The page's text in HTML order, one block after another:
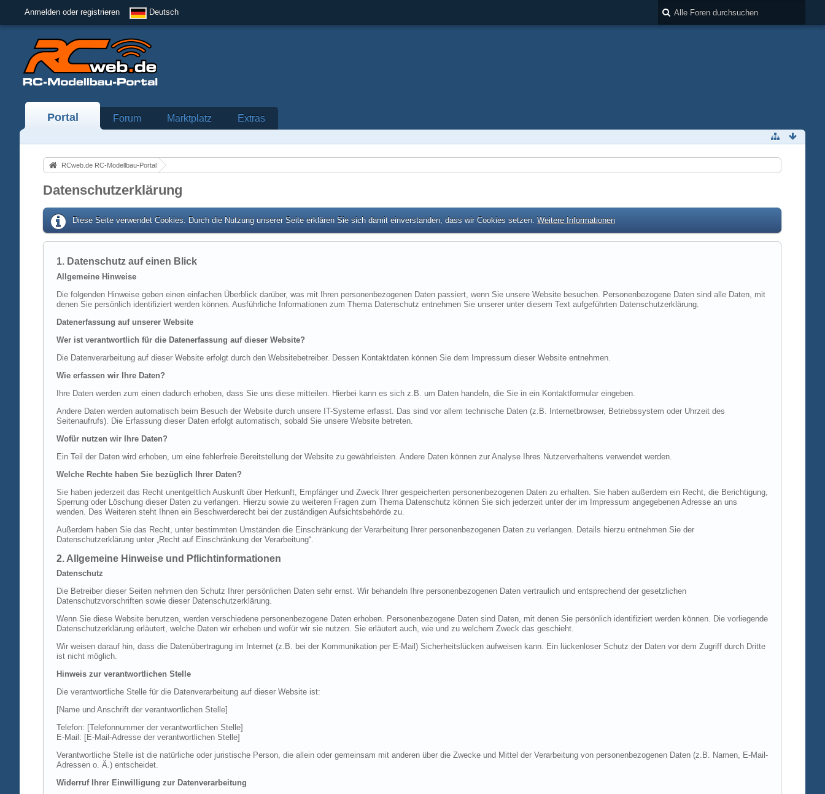
Anmelden oder registrieren Deutsch
Portal Forum Marktplatz Extras
RCweb.de RC-Modellbau-Portal
Datenschutzerklärung
Diese Seite verwendet Cookies. Durch die Nutzung unserer Seite erklären Sie sich damit einverstanden, dass wir Cookies setzen. Weitere Informationen
1. Datenschutz auf einen Blick
Allgemeine Hinweise
Die folgenden Hinweise geben einen einfachen Überblick darüber, was mit Ihren personenbezogenen Daten passiert, wenn Sie unsere Website besuchen. Personenbezogene Daten sind alle Daten, mit
denen Sie persönlich identifiziert werden können. Ausführliche Informationen zum Thema Datenschutz entnehmen Sie unserer unter diesem Text aufgeführten Datenschutzerklärung.
Datenerfassung auf unserer Website
Wer ist verantwortlich für die Datenerfassung auf dieser Website?
Die Datenverarbeitung auf dieser Website erfolgt durch den Websitebetreiber. Dessen Kontaktdaten können Sie dem Impressum dieser Website entnehmen.
Wie erfassen wir Ihre Daten?
Ihre Daten werden zum einen dadurch erhoben, dass Sie uns diese mitteilen. Hierbei kann es sich z.B. um Daten handeln, die Sie in ein Kontaktformular eingeben.
Andere Daten werden automatisch beim Besuch der Website durch unsere IT-Systeme erfasst. Das sind vor allem technische Daten (z.B. Internetbrowser, Betriebssystem oder Uhrzeit des
Seitenaufrufs). Die Erfassung dieser Daten erfolgt automatisch, sobald Sie unsere Website betreten.
Wofür nutzen wir Ihre Daten?
Ein Teil der Daten wird erhoben, um eine fehlerfreie Bereitstellung der Website zu gewährleisten. Andere Daten können zur Analyse Ihres Nutzerverhaltens verwendet werden.
Welche Rechte haben Sie bezüglich Ihrer Daten?
Sie haben jederzeit das Recht unentgeltlich Auskunft über Herkunft, Empfänger und Zweck Ihrer gespeicherten personenbezogenen Daten zu erhalten. Sie haben außerdem ein Recht, die Berichtigung,
Sperrung oder Löschung dieser Daten zu verlangen. Hierzu sowie zu weiteren Fragen zum Thema Datenschutz können Sie sich jederzeit unter der im Impressum angegebenen Adresse an uns
wenden. Des Weiteren steht Ihnen ein Beschwerderecht bei der zuständigen Aufsichtsbehörde zu.
Außerdem haben Sie das Recht, unter bestimmten Umständen die Einschränkung der Verarbeitung Ihrer personenbezogenen Daten zu verlangen. Details hierzu entnehmen Sie der
Datenschutzerklärung unter „Recht auf Einschränkung der Verarbeitung“.
2. Allgemeine Hinweise und Pflichtinformationen
Datenschutz
Die Betreiber dieser Seiten nehmen den Schutz Ihrer persönlichen Daten sehr ernst. Wir behandeln Ihre personenbezogenen Daten vertraulich und entsprechend der gesetzlichen
Datenschutzvorschriften sowie dieser Datenschutzerklärung.
Wenn Sie diese Website benutzen, werden verschiedene personenbezogene Daten erhoben. Personenbezogene Daten sind Daten, mit denen Sie persönlich identifiziert werden können. Die vorliegende
Datenschutzerklärung erläutert, welche Daten wir erheben und wofür wir sie nutzen. Sie erläutert auch, wie und zu welchem Zweck das geschieht.
Wir weisen darauf hin, dass die Datenübertragung im Internet (z.B. bei der Kommunikation per E-Mail) Sicherheitslücken aufweisen kann. Ein lückenloser Schutz der Daten vor dem Zugriff durch Dritte
ist nicht möglich.
Hinweis zur verantwortlichen Stelle
Die verantwortliche Stelle für die Datenverarbeitung auf dieser Website ist:
[Name und Anschrift der verantwortlichen Stelle]
Telefon: [Telefonnummer der verantwortlichen Stelle]
E-Mail: [E-Mail-Adresse der verantwortlichen Stelle]
Verantwortliche Stelle ist die natürliche oder juristische Person, die allein oder gemeinsam mit anderen über die Zwecke und Mittel der Verarbeitung von personenbezogenen Daten (z.B. Namen, E-Mail-
Adressen o. Ä.) entscheidet.
Widerruf Ihrer Einwilligung zur Datenverarbeitung